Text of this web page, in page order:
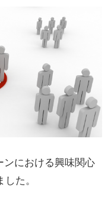
における興味関心
た。